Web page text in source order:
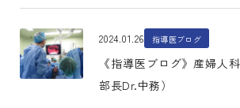
2024.01.26 指導医ブログ
《指導医ブログ》産婦人
部長Dr.中務）